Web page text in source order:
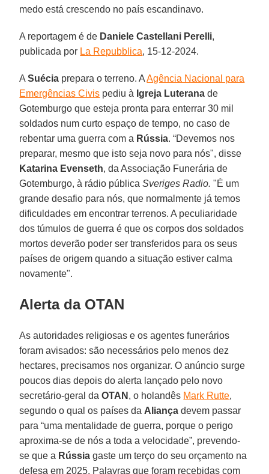
medo está crescendo no país escandinavo.
A reportagem é de Daniele Castellani Perelli,
publicada por La Repubblica, 15-12-2024.
ASuécia prepara o terreno. AAgência Nacional para
Emergências Civis pediu à Igreja Luterana de
Gotemburgo que esteja pronta para enterrar 30 mil
soldados num curto espaço de tempo, no caso de
rebentar uma guerra com a Rússia. “Devemos nos
preparar, mesmo que isto seja novo para nós", disse
Katarina Evenseth, da Associação Funerária de
Gotemburgo, à rádio públicaSveriges Radio. "É um
grande desafio para nós, que normalmente já temos
dificuldades em encontrar terrenos. A peculiaridade
dos túmulos de guerra é que os corpos dos soldados
mortos deverão poder ser transferidos para os seus
países de origem quando a situação estiver calma
novamente".
Alerta da OTAN
As autoridades religiosas e os agentes funerários
foram avisados: são necessários pelo menos dez
hectares, precisamos nos organizar. O anúncio surge
poucos dias depois do alerta lançado pelo novo
secretário-geral da OTAN , o holandês Mark Rutte,
segundo o qual os países da Aliança devem passar
para “uma mentalidade de guerra, porque o perigo
aproxima-se de nós a toda a velocidade”, prevendo-
se que a Rússia gaste um terço do seu orçamento na
defesa em 2025. Palavras que foram recebidas com